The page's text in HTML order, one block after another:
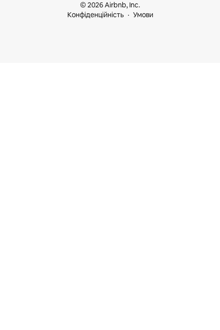
© 2026 Airbnb, Inc.
Конфіденційність
Умови